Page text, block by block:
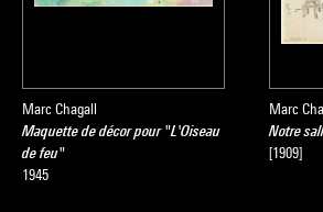
Marc Chagall
Maquette de décor pour "L'Oiseau
de feu"
1945
Marc
Notre
[1909]